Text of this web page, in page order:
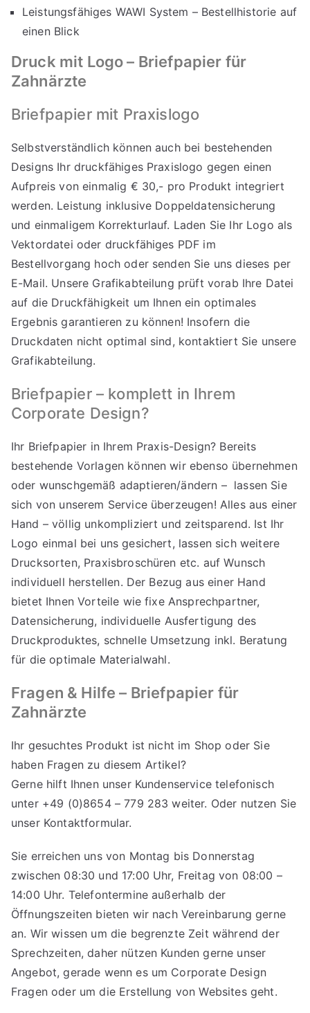
Leistungsfähiges WAWI System – Bestellhistorie auf
einen Blick
Druck mit Logo – Briefpapier für
Zahnärzte
Briefpapier mit Praxislogo
Selbstverständlich können auch bei bestehenden
Designs Ihr druckfähiges Praxislogo gegen einen
Aufpreis von einmalig € 30,- pro Produkt integriert
werden. Leistung inklusive Doppeldatensicherung
und einmaligem Korrekturlauf. Laden Sie Ihr Logo als
Vektordatei oder druckfähiges PDF im
Bestellvorgang hoch oder senden Sie uns dieses per
E-Mail. Unsere Grafikabteilung prüft vorab Ihre Datei
auf die Druckfähigkeit um Ihnen ein optimales
Ergebnis garantieren zu können! Insofern die
Druckdaten nicht optimal sind, kontaktiert Sie unsere
Grafikabteilung.
Briefpapier – komplett in Ihrem
Corporate Design?
Ihr Briefpapier in Ihrem Praxis-Design? Bereits
bestehende Vorlagen können wir ebenso übernehmen
oder wunschgemäß adaptieren/ändern – lassen Sie
sich von unserem Service überzeugen! Alles aus einer
Hand – völlig unkompliziert und zeitsparend. Ist Ihr
Logo einmal bei uns gesichert, lassen sich weitere
Drucksorten, Praxisbroschüren etc. auf Wunsch
individuell herstellen. Der Bezug aus einer Hand
bietet Ihnen Vorteile wie fixe Ansprechpartner,
Datensicherung, individuelle Ausfertigung des
Druckproduktes, schnelle Umsetzung inkl. Beratung
für die optimale Materialwahl.
Fragen & Hilfe – Briefpapier für
Zahnärzte
Ihr gesuchtes Produkt ist nicht im Shop oder Sie
haben Fragen zu diesem Artikel?
Gerne hilft Ihnen unser Kundenservice telefonisch
unter +49 (0)8654 – 779 283 weiter. Oder nutzen Sie
unser Kontaktformular.
Sie erreichen uns von Montag bis Donnerstag
zwischen 08:30 und 17:00 Uhr, Freitag von 08:00 –
14:00 Uhr. Telefontermine außerhalb der
Öffnungszeiten bieten wir nach Vereinbarung gerne
an. Wir wissen um die begrenzte Zeit während der
Sprechzeiten, daher nützen Kunden gerne unser
Angebot, gerade wenn es um Corporate Design
Fragen oder um die Erstellung von Websites geht.